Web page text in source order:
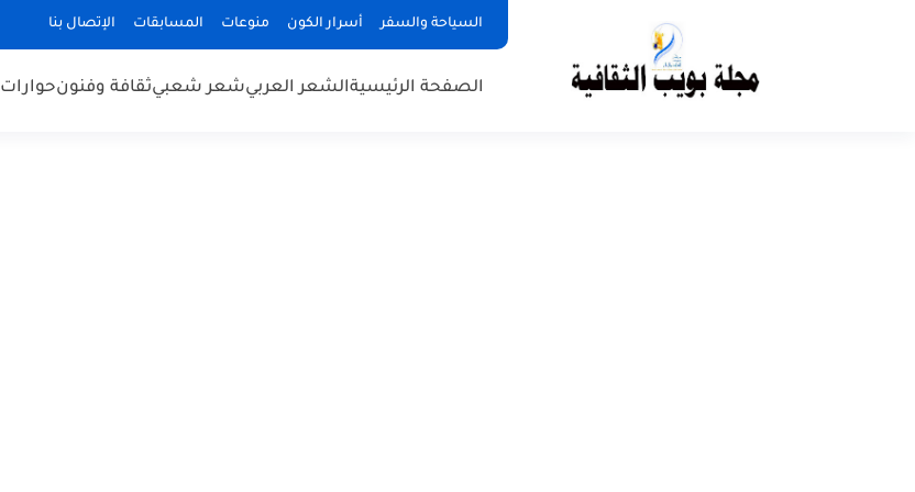
السياحة والسفر أسرار الكون منوعات المسابقات الإتصال بنا
الصفحة الرئيسيةالشعر العربيشعر شعبيثقافة وفنونحوارات